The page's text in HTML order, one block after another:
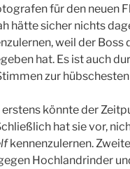
für den neuen
hätte sicher nichts
weil der
hat. Es ist auch
zur
erstens könnte der
hat sie vor,
kennenzulernen.
Hochlandrinder